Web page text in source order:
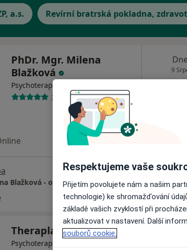
a.s. Revírní bratrská pokladna,
PhDr. Mgr. Milena
Blažková
Psychoterapeut, Psycholog
37 názorů
Blažková - online
1 500 Kč
9
Zobrazit
Theraplay
Psychoterapeut, Dětský psycholog,
Respektujeme vaše
Přijetím povolujete nám a našim
technologie) ke shromažďování
základě vašich zvyklostí při
aktualizovat v nastavení. Další
souborů cookie.